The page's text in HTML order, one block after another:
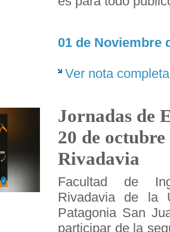
01 de Noviembre
Ver nota completa
Jornadas de
20 de
Rivadavia
Facultad de
Rivadavia de la
Patagonia San
participar de la